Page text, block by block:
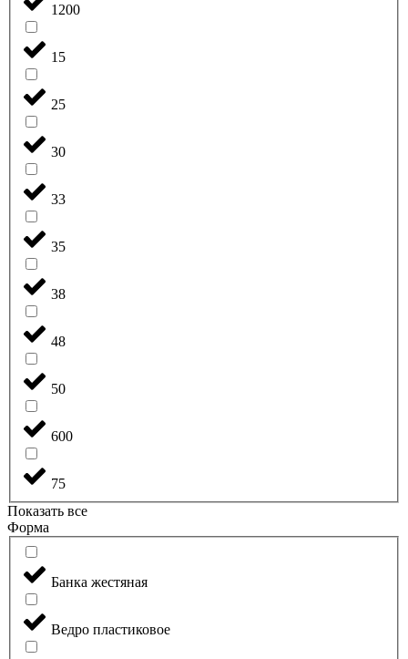
1200
15
25
30
33
35
38
48
50
600
75
Показать все
Форма
Банка жестяная
Ведро пластиковое